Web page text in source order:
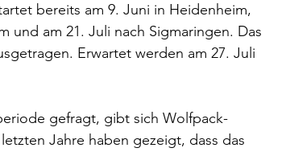
bereits am 9. Juni in Heidenheim,
und am 21. Juli nach Sigmaringen. Das
Erwartet werden am 27. Juli
gefragt, gibt sich Wolfpack-
Jahre haben gezeigt, dass das